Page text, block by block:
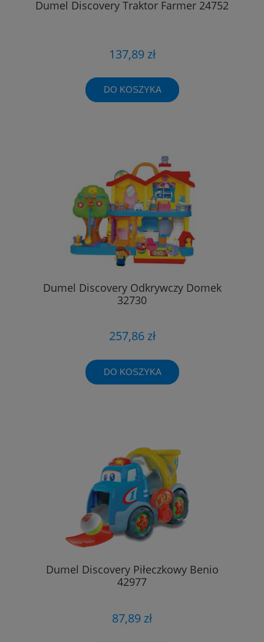
Dumel Discovery Traktor Farmer 24752
137,89 zł
DO KOSZYKA
Dumel Discovery Odkrywczy Domek
32730
257,86 zł
DO KOSZYKA
Dumel Discovery Piłeczkowy Benio
42977
87,89 zł